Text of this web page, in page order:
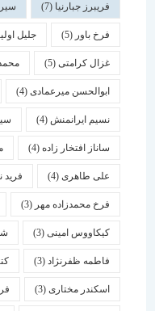
فریبرز جبارنیا(7) سیروس
فرخ باور(5) جلیل اولیاء(5)
غزال کرامتی(5) محمد علی
ابوالحسن میرعمادی(4) ثریا
نسیم ایرانمنش(4) سید حمید
ساناز افتخار زاده(4) مهرداد
علی طاهری(4) فرید نائینی(3)
فرخ محمدزاده مهر(3) امید
کیکاووس امینی(3) شهاب
فاطمه ظفرنژاد(3) کتایون
اسكندر مختاری (3) فرامرز